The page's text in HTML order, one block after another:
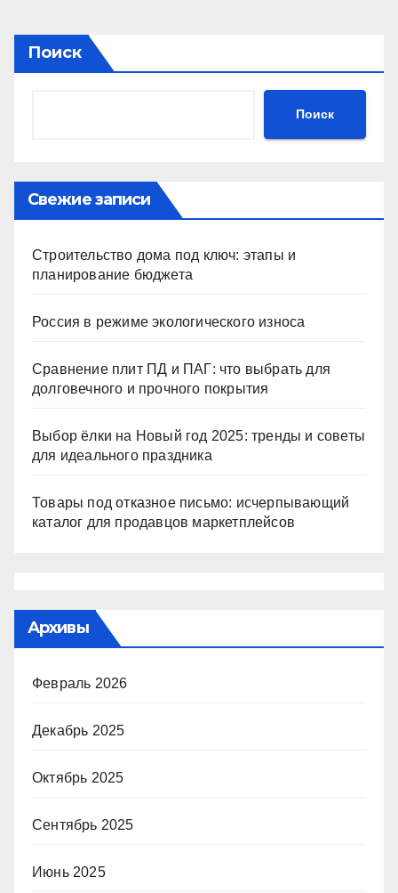
Поиск
Поиск
Свежие записи
Строительство дома под ключ: этапы и
планирование бюджета
Россия в режиме экологического износа
Сравнение плит ПД и ПАГ: что выбрать для
долговечного и прочного покрытия
Выбор ёлки на Новый год 2025: тренды и советы
для идеального праздника
Товары под отказное письмо: исчерпывающий
каталог для продавцов маркетплейсов
Архивы
Февраль 2026
Декабрь 2025
Октябрь 2025
Сентябрь 2025
Июнь 2025